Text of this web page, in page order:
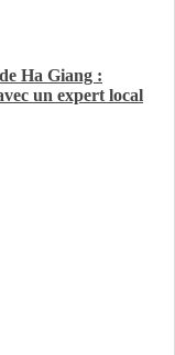
Ha Giang :
un expert local